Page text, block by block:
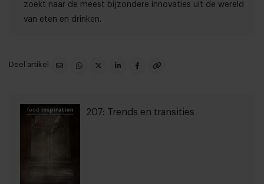
zoekt naar de meest bijzondere innovaties uit de wereld
van eten en drinken.
Deel artikel
207: Trends en transities